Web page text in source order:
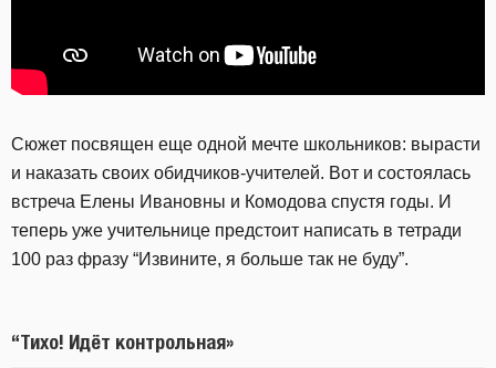
Сюжет посвящен еще одной мечте школьников: вырасти
и наказать своих обидчиков-учителей. Вот и состоялась
встреча Елены Ивановны и Комодова спустя годы. И
теперь уже учительнице предстоит написать в тетради
100 раз фразу “Извините, я больше так не буду”.
“Тихо! Идёт контрольная»